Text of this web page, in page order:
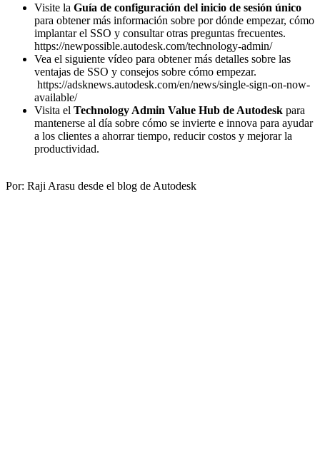
Visite la Guía de configuración del inicio de sesión único
para obtener más información sobre por dónde empezar, cómo
implantar el SSO y consultar otras preguntas frecuentes.
https://newpossible.autodesk.com/technology-admin/
Vea el siguiente vídeo para obtener más detalles sobre las
ventajas de SSO y consejos sobre cómo empezar.
https://adsknews.autodesk.com/en/news/single-sign-on-now-
available/
Visita el Technology Admin Value Hub de Autodesk para
mantenerse al día sobre cómo se invierte e innova para ayudar
a los clientes a ahorrar tiempo, reducir costos y mejorar la
productividad.
Por: Raji Arasu desde el blog de Autodesk